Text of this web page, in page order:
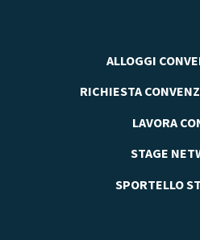
ALLOGGI
RICHIESTA
LAVORA
STAGE
SPORTELLO